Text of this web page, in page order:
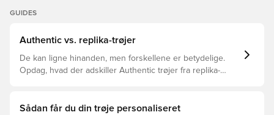
GUIDES
Authentic vs. replika-trøjer
De kan ligne hinanden, men forskellene er betydelige.
Opdag, hvad der adskiller Authentic trøjer fra replika-
Sådan får du din trøje personaliseret